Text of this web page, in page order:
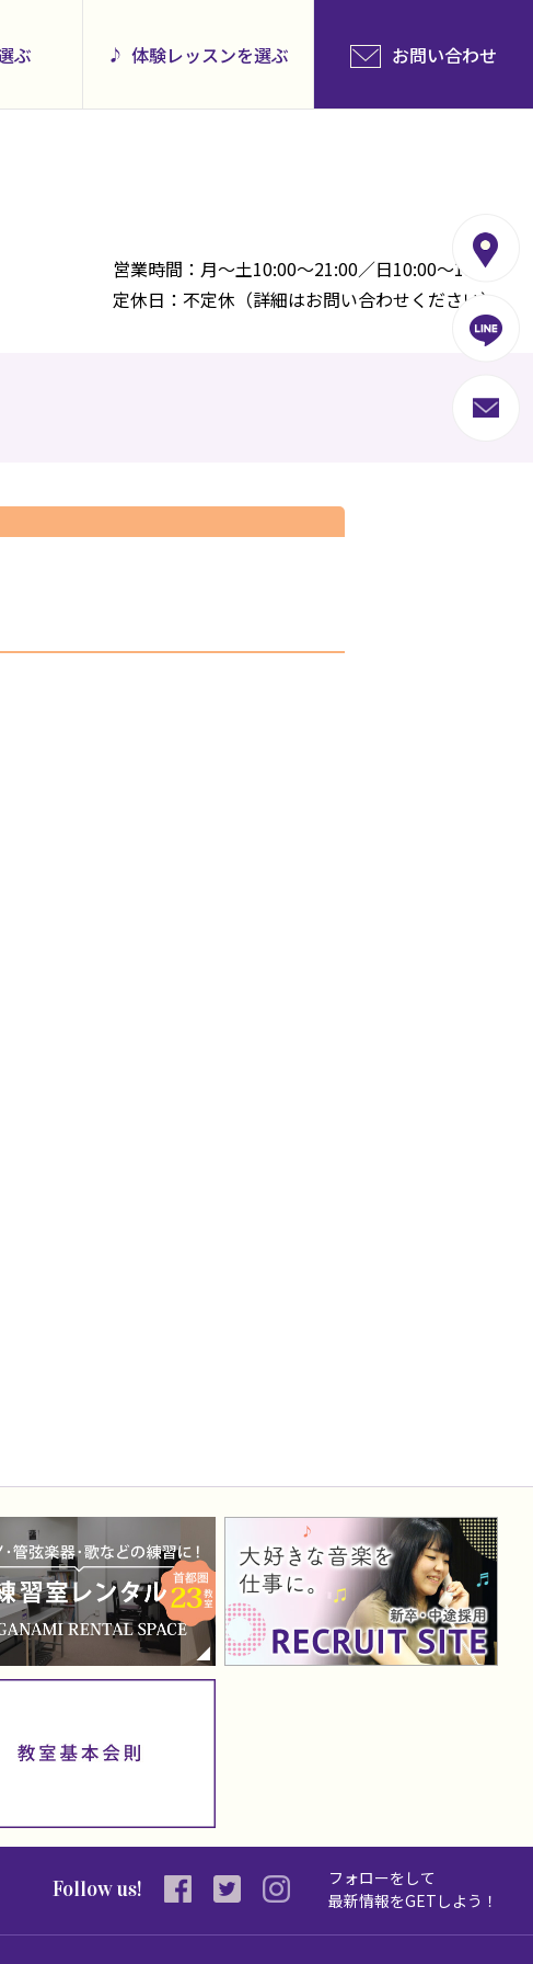
ぶ 体験レッスンを選ぶ お問い合わせ
営業時間：月～土10:00～21:00／日10:00～18:00
定休日：不定休（詳細はお問い合わせください）
Follow us!
フォローをして
最新情報をGETしよう！